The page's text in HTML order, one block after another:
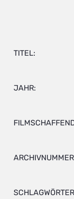
TITEL:
JAHR: